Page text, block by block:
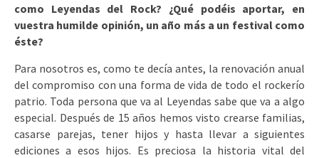
como Leyendas del Rock? ¿Qué podéis aportar, en
vuestra humilde opinión, un año más a un festival como
éste?
Para nosotros es, como te decía antes, la renovación anual
del compromiso con una forma de vida de todo el rockerío
patrio. Toda persona que va al Leyendas sabe que va a algo
especial. Después de 15 años hemos visto crearse familias,
casarse parejas, tener hijos y hasta llevar a siguientes
ediciones a esos hijos. Es preciosa la historia vital del